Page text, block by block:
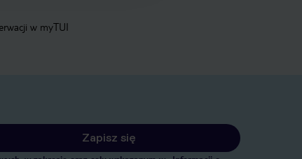
w myTUI
Zapisz się